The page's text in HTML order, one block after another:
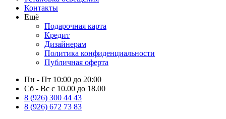
Контакты
Ещё
Подарочная карта
Кредит
Дизайнерам
Политика конфиденциальности
Публичная оферта
Пн - Пт 10:00 до 20:00
Сб - Вс с 10.00 до 18.00
8 (926) 300 44 43
8 (926) 672 73 83